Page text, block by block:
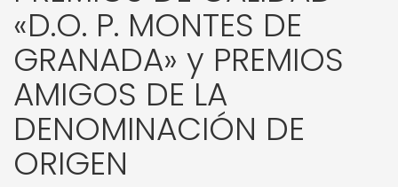
«D.O. P. MONTES DE
GRANADA» y PREMIOS
AMIGOS DE LA
DENOMINACIÓN DE
ORIGEN